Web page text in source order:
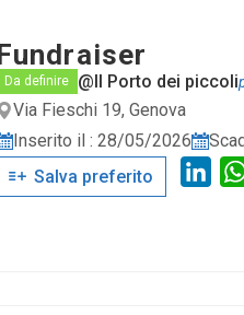
Da definire @Il Porto dei piccoli
Via Fieschi 19, Genova
Inserito il : 28/05/2026
Salva preferito